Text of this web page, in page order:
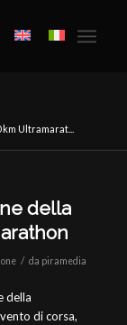
Ultramarat...
della
/ da piramedia
della
di corsa,